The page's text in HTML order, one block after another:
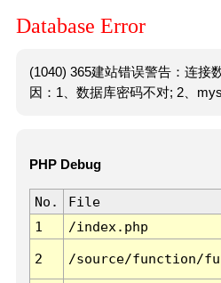
Database Error
(1040) 365建站错误警告：连接
因：1、数据库密码不对; 2、
PHP Debug
No. File
1
/index.php
2 /source/function/